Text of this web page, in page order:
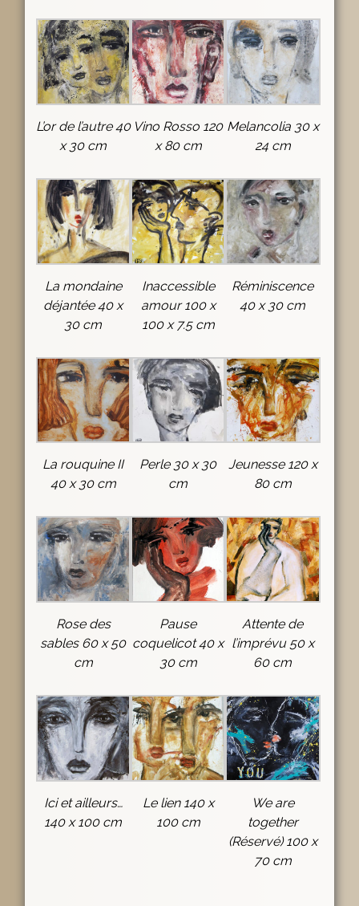
L’or de l’autre 40
x 30 cm
Vino Rosso 120
x 80 cm
Melancolia 30 x
24 cm
La mondaine
déjantée 40 x
30 cm
Inaccessible
amour 100 x
100 x 7.5 cm
Réminiscence
40 x 30 cm
La rouquine II
40 x 30 cm
Perle 30 x 30
cm
Jeunesse 120 x
80 cm
Rose des
sables 60 x 50
cm
Pause
coquelicot 40 x
30 cm
Attente de
l’imprévu 50 x
60 cm
Ici et ailleurs…
140 x 100 cm
Le lien 140 x
100 cm
We are
together
(Réservé) 100 x
70 cm